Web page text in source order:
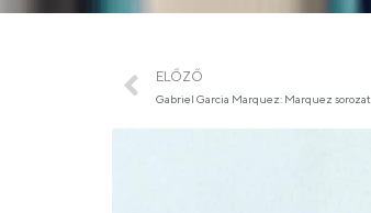
ELŐZŐ
Gabriel Garcia Marquez: Marquez sorozat